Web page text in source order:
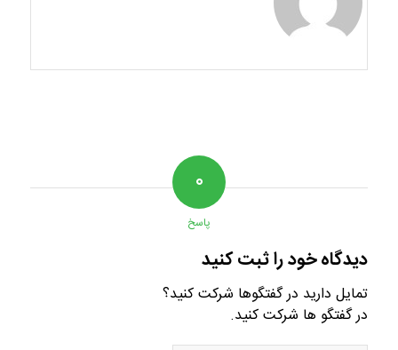
۰
پاسخ
دیدگاه خود را ثبت کنید
تمایل دارید در گفتگوها شرکت کنید؟
در گفتگو ها شرکت کنید.